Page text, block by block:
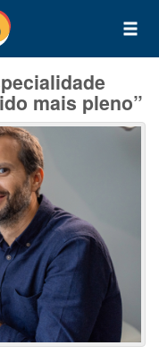
mais pleno”